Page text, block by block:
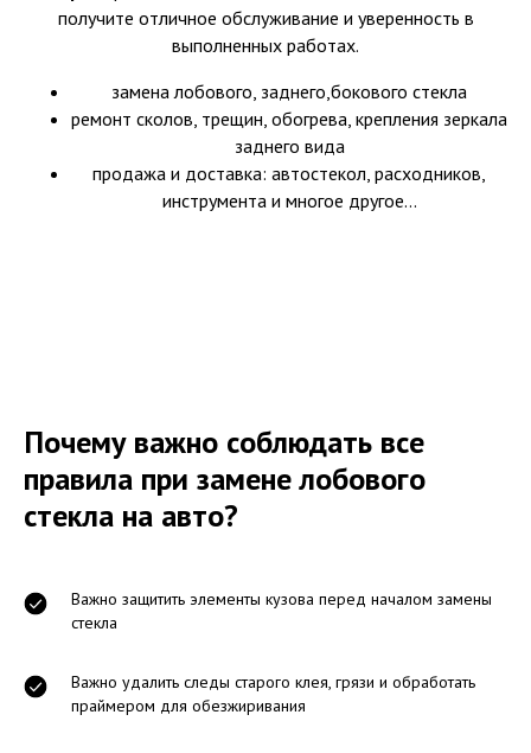
получите отличное обслуживание и уверенность в
выполненных работах.
замена лобового, заднего,бокового стекла
ремонт сколов, трещин, обогрева, крепления зеркала
заднего вида
продажа и доставка: автостекол, расходников,
инструмента и многое другое...
Почему важно соблюдать все
правила при замене лобового
стекла на авто?
Важно защитить элементы кузова перед началом замены
стекла
Важно удалить следы старого клея, грязи и обработать
праймером для обезжиривания